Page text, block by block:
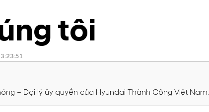
tôi
– Đại lý ủy quyền của Hyundai Thành Công Việt Nam.